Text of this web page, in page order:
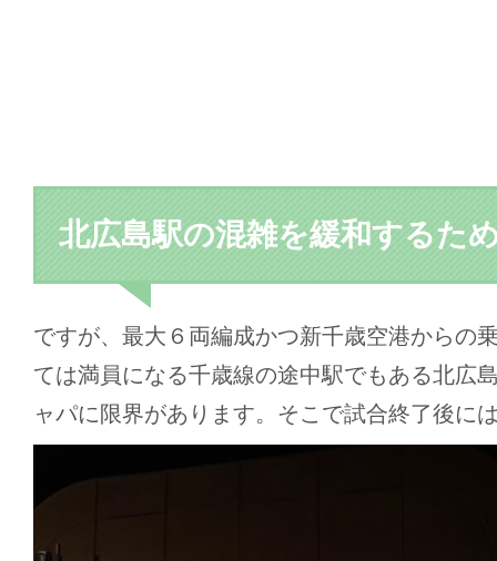
北広島駅の混雑を緩和するた
ですが、最大６両編成かつ新千歳空港からの
ては満員になる千歳線の途中駅でもある北広
ャパに限界があります。そこで試合終了後に